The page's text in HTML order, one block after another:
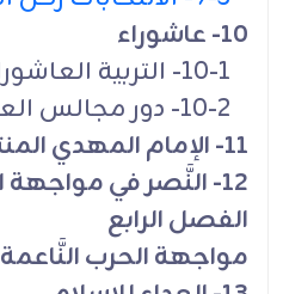
10- عاشوراء
11- الإمام المهدي المنتظَر(عج)
12- النَّصر في مواجهة التحديات
الفصل الرابع
مواجهة الحرب النَّاعمة